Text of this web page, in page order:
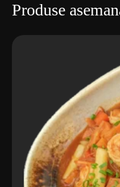
Produse